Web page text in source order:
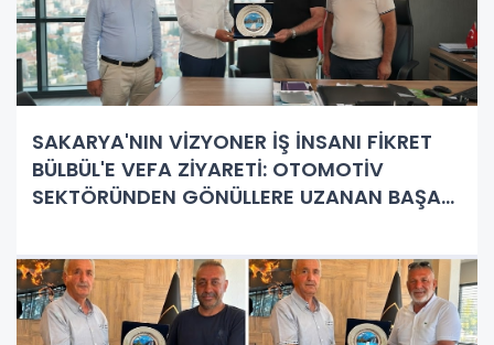
SAKARYA'NIN VİZYONER İŞ İNSANI FİKRET
BÜLBÜL'E VEFA ZİYARETİ: OTOMOTİV
SEKTÖRÜNDEN GÖNÜLLERE UZANAN BAŞARI